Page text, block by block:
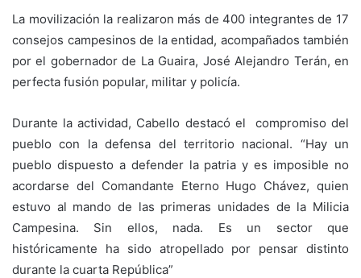
La movilización la realizaron más de 400 integrantes de 17
consejos campesinos de la entidad, acompañados también
por el gobernador de La Guaira, José Alejandro Terán, en
perfecta fusión popular, militar y policía.
Durante la actividad, Cabello destacó el compromiso del
pueblo con la defensa del territorio nacional. “Hay un
pueblo dispuesto a defender la patria y es imposible no
acordarse del Comandante Eterno Hugo Chávez, quien
estuvo al mando de las primeras unidades de la Milicia
Campesina. Sin ellos, nada. Es un sector que
históricamente ha sido atropellado por pensar distinto
durante la cuarta República”